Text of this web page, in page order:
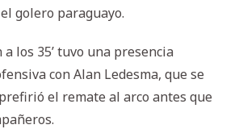
golero paraguayo.
los 35’ tuvo una presencia
con Alan Ledesma, que se
el remate al arco antes que